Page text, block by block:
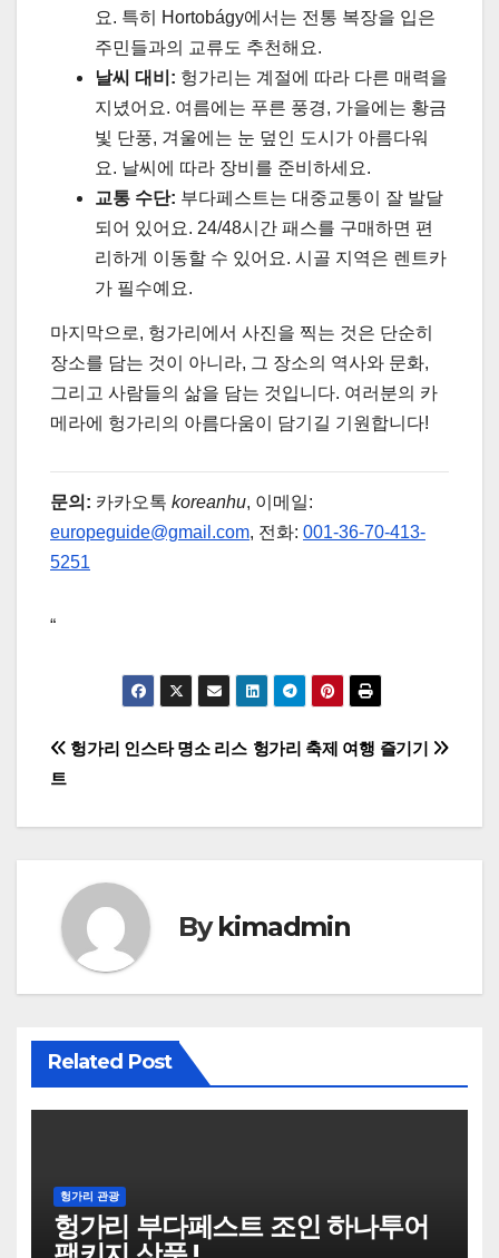
요. 특히 Hortobágy에서는 전통 복장을 입은
주민들과의 교류도 추천해요.
날씨 대비: 헝가리는 계절에 따라 다른 매력을
지녔어요. 여름에는 푸른 풍경, 가을에는 황금
빛 단풍, 겨울에는 눈 덮인 도시가 아름다워
요. 날씨에 따라 장비를 준비하세요.
교통 수단: 부다페스트는 대중교통이 잘 발달
되어 있어요. 24/48시간 패스를 구매하면 편
리하게 이동할 수 있어요. 시골 지역은 렌트카
가 필수예요.
마지막으로, 헝가리에서 사진을 찍는 것은 단순히
장소를 담는 것이 아니라, 그 장소의 역사와 문화,
그리고 사람들의 삶을 담는 것입니다. 여러분의 카
메라에 헝가리의 아름다움이 담기길 기원합니다!
문의: 카카오톡 koreanhu, 이메일:
europeguide@gmail.com, 전화: 001-36-70-413-
5251
“
글
탐
헝가리 축제 여행 즐기기
헝가리 인스타 명소 리스
트
Bykimadmin
Related Post
헝가리 관광
헝가리 부다페스트 조인 하나투어